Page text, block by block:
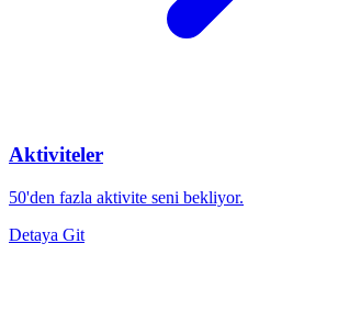
Aktiviteler
50'den fazla aktivite seni bekliyor.
Detaya Git